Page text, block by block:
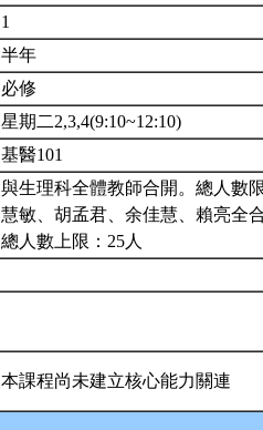
1
半年
必修
星期二2,3,4(9:10~12:10)
基醫101
與生理科全體教師合開。總人數
慧敏、胡孟君、余佳慧、賴亮全
總人數上限：25人
本課程尚未建立核心能力關連